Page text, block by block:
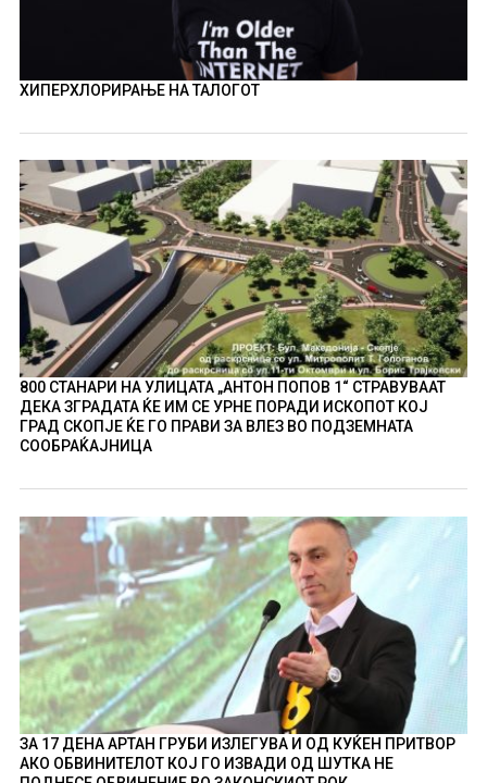
ХИПЕРХЛОРИРАЊЕ НА ТАЛОГОТ
800 СТАНАРИ НА УЛИЦАТА „АНТОН ПОПОВ 1“ СТРАВУВААТ
ДЕКА ЗГРАДАТА ЌЕ ИМ СЕ УРНЕ ПОРАДИ ИСКОПОТ КОЈ
ГРАД СКОПЈЕ ЌЕ ГО ПРАВИ ЗА ВЛЕЗ ВО ПОДЗЕМНАТА
СООБРАЌАЈНИЦА
ЗА 17 ДЕНА АРТАН ГРУБИ ИЗЛЕГУВА И ОД КУЌЕН ПРИТВОР
АКО ОБВИНИТЕЛОТ КОЈ ГО ИЗВАДИ ОД ШУТКА НЕ